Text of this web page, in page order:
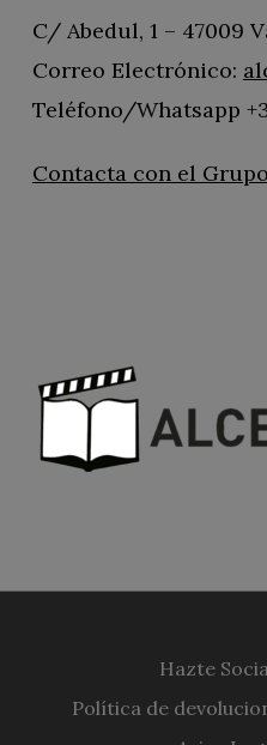
C/ Abedul, 1 – 47009
Correo Electrónico:
Teléfono/Whatsapp
Contacta con el
Hazte
Política de